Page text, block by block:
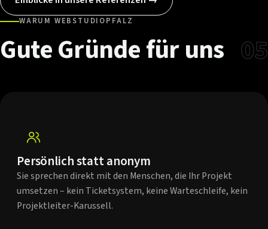
WARUM WEBSTUDIOPFALZ
GuteGründefüruns 05
Persönlich statt anonym
Sie sprechen direkt mit den Menschen, die Ihr Projekt
umsetzen – kein Ticketsystem, keine Warteschleife, kein
Projektleiter-Karussell.